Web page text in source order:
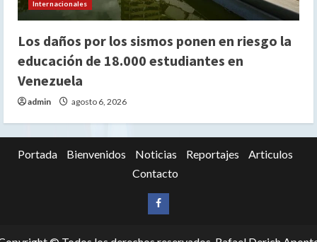
Internacionales
Los daños por los sismos ponen en riesgo la
educación de 18.000 estudiantes en
Venezuela
admin agosto 6, 2026
Portada Bienvenidos Noticias Reportajes
Articulos
Contacto
Siganos